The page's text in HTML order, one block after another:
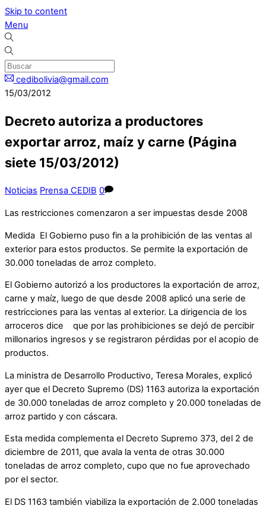
Skip to content
Menu
cedibolivia@gmail.com
15/03/2012
Decreto autoriza a productores
exportar arroz, maíz y carne (Página
siete 15/03/2012)
Noticias Prensa CEDIB 0
Las restricciones comenzaron a ser impuestas desde 2008
Medida El Gobierno puso fin a la prohibición de las ventas al
exterior para estos productos. Se permite la exportación de
30.000 toneladas de arroz completo.
El Gobierno autorizó a los productores la exportación de arroz,
carne y maíz, luego de que desde 2008 aplicó una serie de
restricciones para las ventas al exterior. La dirigencia de los
arroceros dice que por las prohibiciones se dejó de percibir
millonarios ingresos y se registraron pérdidas por el acopio de
productos.
La ministra de Desarrollo Productivo, Teresa Morales, explicó
ayer que el Decreto Supremo (DS) 1163 autoriza la exportación
de 30.000 toneladas de arroz completo y 20.000 toneladas de
arroz partido y con cáscara.
Esta medida complementa el Decreto Supremo 373, del 2 de
diciembre de 2011, que avala la venta de otras 30.000
toneladas de arroz completo, cupo que no fue aprovechado
por el sector.
El DS 1163 también viabiliza la exportación de 2.000 toneladas